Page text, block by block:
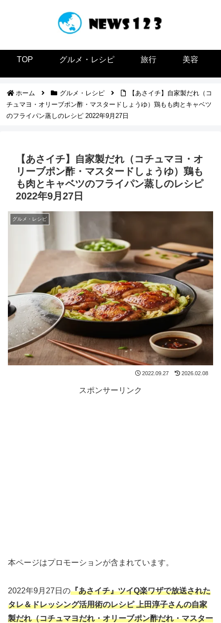
TOP グルメ・レシピ 旅行 美容
ホーム グルメ・レシピ
【あさイチ】自家製だれ（コ
チュマヨ・オリーブポン酢・マスタードしょうゆ）鶏もも肉とキャベツ
のフライパン蒸しのレシピ 2022年9月27日
【あさイチ】自家製だれ（コチュマヨ・オ
リーブポン酢・マスタードしょうゆ）鶏も
も肉とキャベツのフライパン蒸しのレシピ
2022年9月27日
グルメ・レシピ
2022.09.27 2026.02.08
スポンサーリンク
本ページはプロモーションが含まれています。
2022年9月27日の『あさイチ』ツイQ楽ワザで放送された
タレ＆ドレッシング活用術のレシピ 上田淳子さんの自家
製だれ（コチュマヨだれ・オリーブポン酢だれ・マスター